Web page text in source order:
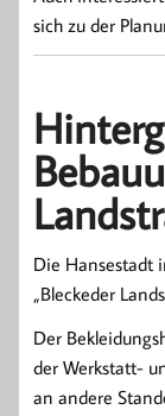
sich zu der
Die Hansestadt
„Bleckeder
Der
der Werkstatt-
an andere